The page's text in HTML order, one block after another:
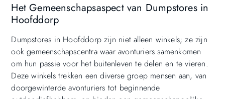
Het Gemeenschapsaspect van Dumpstores in
Hoofddorp
Dumpstores in Hoofddorp zijn niet alleen winkels; ze zijn
ook gemeenschapscentra waar avonturiers samenkomen
om hun passie voor het buitenleven te delen en te vieren.
Deze winkels trekken een diverse groep mensen aan, van
doorgewinterde avonturiers tot beginnende